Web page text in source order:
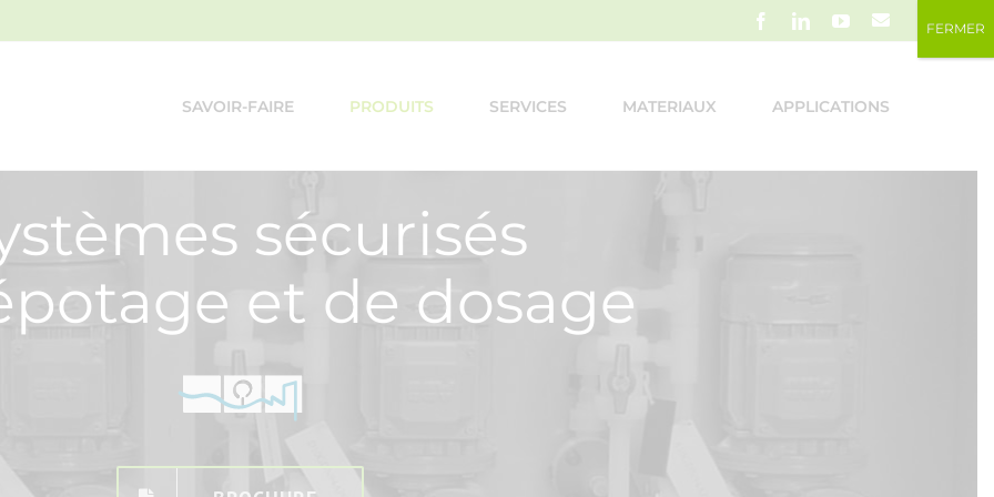
FacebookLinkedInYouTubeEmail
SAVOIR-FAIRE PRODUITS SERVICES MATERIAUX APPLICATIONS
sécurisés
et de dosage
FERMER